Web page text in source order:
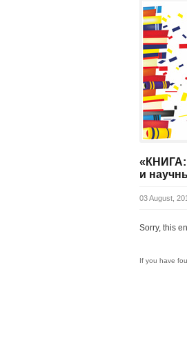
и
03 August,
Sorry, this
If you have